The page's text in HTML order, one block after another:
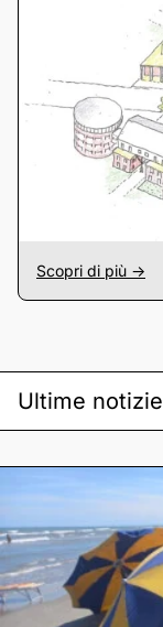
Scopri di più ->
Ultime notizie